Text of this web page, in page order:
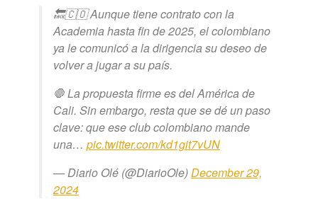
🔙🇨🇴 Aunque tiene contrato con la
Academia hasta fin de 2025, el colombiano
ya le comunicó a la dirigencia su deseo de
volver a jugar a su país.
🛑 La propuesta firme es del América de
Cali. Sin embargo, resta que se dé un paso
clave: que ese club colombiano mande
una… pic.twitter.com/kd1git7vUN
— Diario Olé (@DiarioOle)December 29,
2024